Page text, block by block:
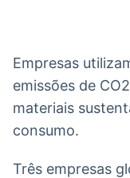
Empresas
emissões de
materiais
consumo.
Três empresas